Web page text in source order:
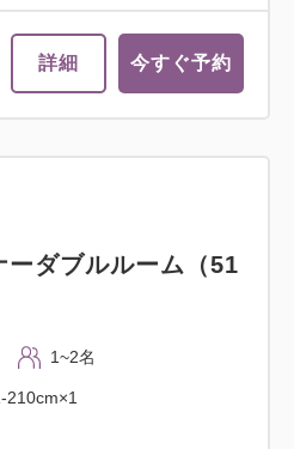
詳細 今すぐ予約
ーダブルルーム（51
1~2名
210cm×1